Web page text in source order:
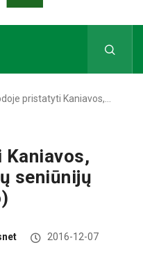
pristatyti Kaniavos,…
seniūnijų
2016-12-07